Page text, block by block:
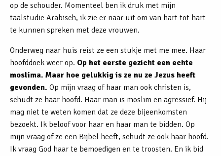
op de schouder. Momenteel ben ik druk met mijn
taalstudie Arabisch, ik zie er naar uit om van hart tot hart
te kunnen spreken met deze vrouwen.
Onderweg naar huis reist ze een stukje met me mee. Haar
hoofddoek weer op. Op het eerste gezicht een echte
moslima. Maar hoe gelukkig is ze nu ze Jezus heeft
gevonden. Op mijn vraag of haar man ook christen is,
schudt ze haar hoofd. Haar man is moslim en agressief. Hij
mag niet te weten komen dat ze deze bijeenkomsten
bezoekt. Ik beloof voor haar en haar man te bidden. Op
mijn vraag of ze een Bijbel heeft, schudt ze ook haar hoofd.
Ik vraag God haar te bemoedigen en te troosten. En ik bid